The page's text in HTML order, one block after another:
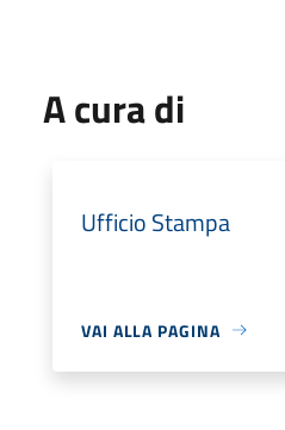
A cura di
Ufficio Stampa
VAI ALLA PAGINA